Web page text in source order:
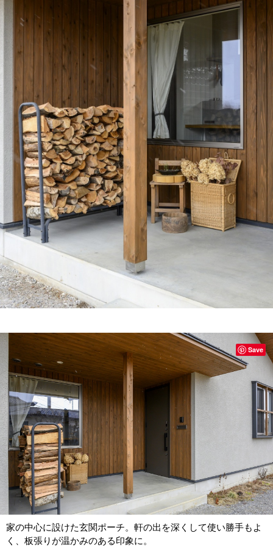
家の中心に設けた玄関ポーチ。軒の出を深くして使い勝手もよ
く、板張りが温かみのある印象に。
Save